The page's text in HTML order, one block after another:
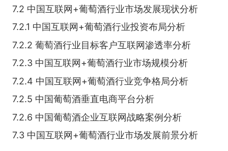
7.2 中国互联网+葡萄酒行业市场发展现状分析
7.2.1 中国互联网+葡萄酒行业投资布局分析
7.2.2 葡萄酒行业目标客户互联网渗透率分析
7.2.3 中国互联网+葡萄酒行业市场规模分析
7.2.4 中国互联网+葡萄酒行业竞争格局分析
7.2.5 中国葡萄酒垂直电商平台分析
7.2.6 中国葡萄酒企业互联网战略案例分析
7.3 中国互联网+葡萄酒行业市场发展前景分析